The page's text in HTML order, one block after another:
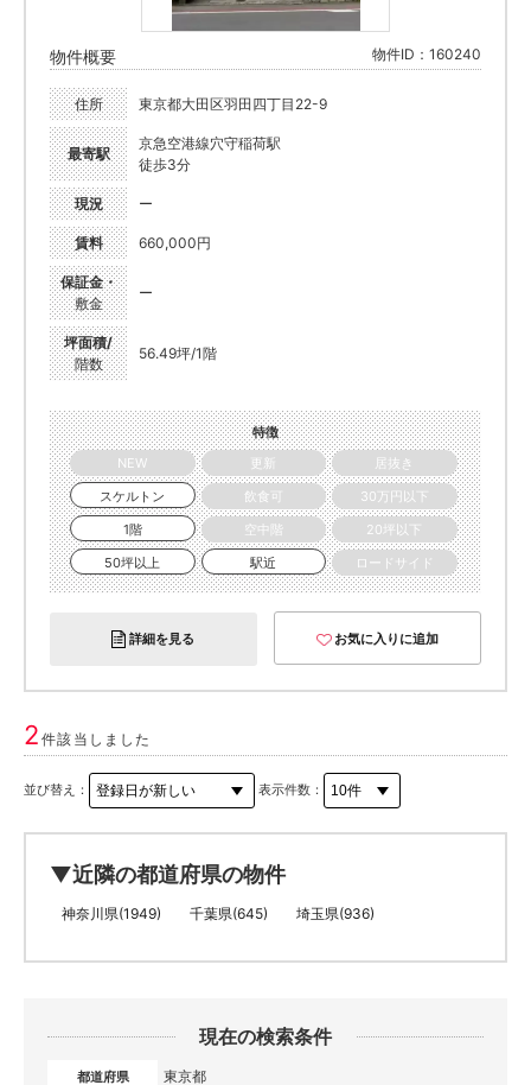
物件概要 物件ID：160240
住所 東京都大田区羽田四丁目22-9
最寄駅
京急空港線穴守稲荷駅
徒歩3分
現況 ー
賃料 660,000円
保証金・
敷金
ー
坪面積/
階数
56.49坪/1階
特徴
NEW
更新
居抜き
スケルトン
飲食可
30万円以下
1階
空中階
20坪以下
50坪以上
駅近 ロードサイド
詳細を見る お気に入りに追加
2件該当しました
並び替え： 表示件数：
▼近隣の都道府県の物件
神奈川県(1949) 千葉県(645) 埼玉県(936)
現在の検索条件
都道府県 東京都